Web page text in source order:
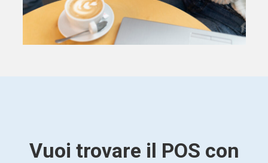
Vuoi trovare il POS con